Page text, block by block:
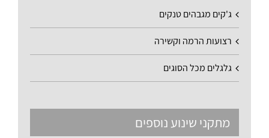
ג'קים מגבהים טנקים
רצועות הרמה וקשירה
גלגלים מכל הסוגים
מתקני שינוע נוספים